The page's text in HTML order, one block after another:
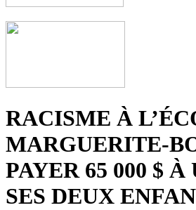
RACISME À
MARGUERITE-
PAYER 65 000 $
SES DEUX